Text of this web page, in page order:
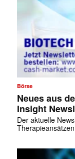
Börse
Neues aus
Insight
Der aktuelle